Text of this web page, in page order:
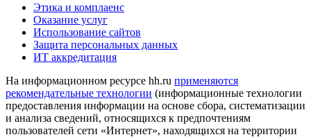
Этика и комплаенс
Оказание услуг
Использование сайтов
Защита персональных данных
ИТ аккредитация
На информационном ресурсе hh.ru применяются
рекомендательные технологии (информационные технологии
предоставления информации на основе сбора, систематизации
и анализа сведений, относящихся к предпочтениям
пользователей сети «Интернет», находящихся на территории